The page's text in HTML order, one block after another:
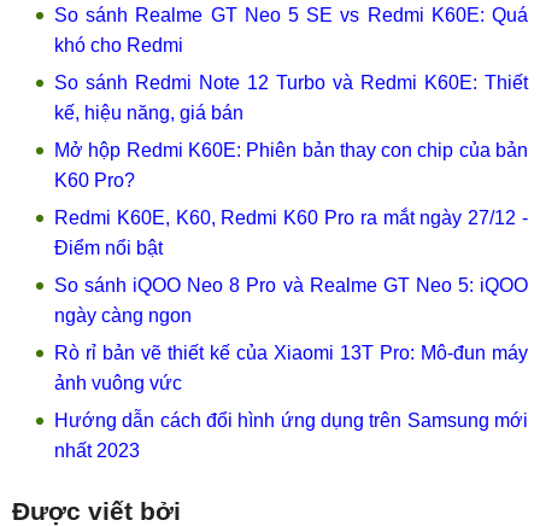
So sánh Realme GT Neo 5 SE vs Redmi K60E: Quá
khó cho Redmi
So sánh Redmi Note 12 Turbo và Redmi K60E: Thiết
kế, hiệu năng, giá bán
Mở hộp Redmi K60E: Phiên bản thay con chip của bản
K60 Pro?
Redmi K60E, K60, Redmi K60 Pro ra mắt ngày 27/12 -
Điểm nổi bật
So sánh iQOO Neo 8 Pro và Realme GT Neo 5: iQOO
ngày càng ngon
Rò rỉ bản vẽ thiết kế của Xiaomi 13T Pro: Mô-đun máy
ảnh vuông vức
Hướng dẫn cách đổi hình ứng dụng trên Samsung mới
nhất 2023
Được viết bởi